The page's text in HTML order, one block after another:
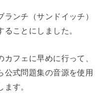
ンチ（サンドイッチ）
ことにしました。
フェに早めに行って、
公式問題集の音源を使用
す。